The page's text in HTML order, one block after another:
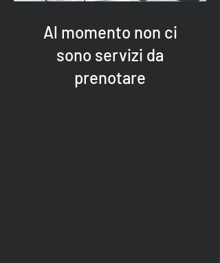
Al momento non ci
sono servizi da
prenotare